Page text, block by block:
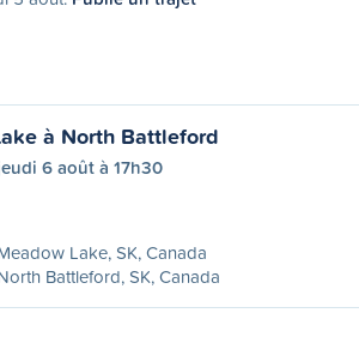
à North Battleford
6 août à 17h30
Lake, SK, Canada
Battleford, SK, Canada